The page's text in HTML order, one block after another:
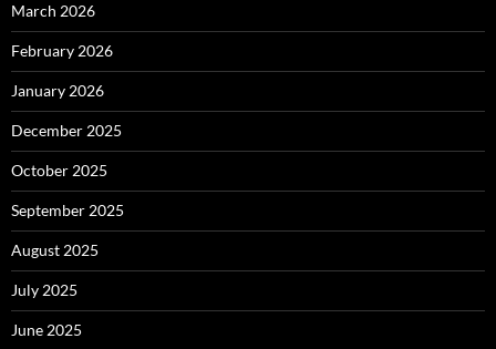
March 2026
February 2026
January 2026
December 2025
October 2025
September 2025
August 2025
July 2025
June 2025